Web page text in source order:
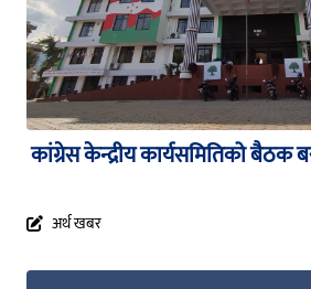
कांग्रेस केन्द्रीय कार्यसमितिको बैठक
अर्थ खबर